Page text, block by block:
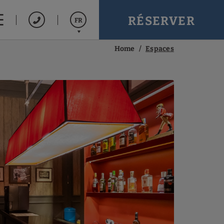
FR
Português
RÉSERVER
Home Espaces